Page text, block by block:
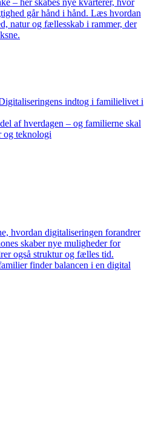
– her skabes nye kvarterer, hvor
går hånd i hånd. Læs hvordan
natur og fællesskab i rammer, der
indtog i familielivet i
af hverdagen – og familierne skal
og teknologi
hvordan digitaliseringen forandrer
skaber nye muligheder for
også struktur og fælles tid.
finder balancen i en digital